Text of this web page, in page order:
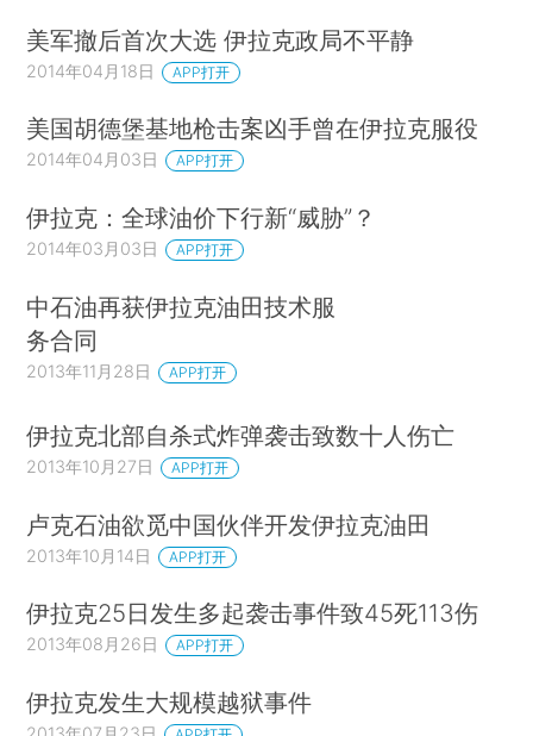
美军撤后首次大选 伊拉克政局不平静
2014年04月18日 APP打开
美国胡德堡基地枪击案凶手曾在伊拉克服役
2014年04月03日 APP打开
伊拉克：全球油价下行新“威胁”？
2014年03月03日 APP打开
中石油再获伊拉克油田技术服
务合同
2013年11月28日 APP打开
伊拉克北部自杀式炸弹袭击致数十人伤亡
2013年10月27日 APP打开
卢克石油欲觅中国伙伴开发伊拉克油田
2013年10月14日 APP打开
伊拉克25日发生多起袭击事件致45死113伤
2013年08月26日 APP打开
伊拉克发生大规模越狱事件